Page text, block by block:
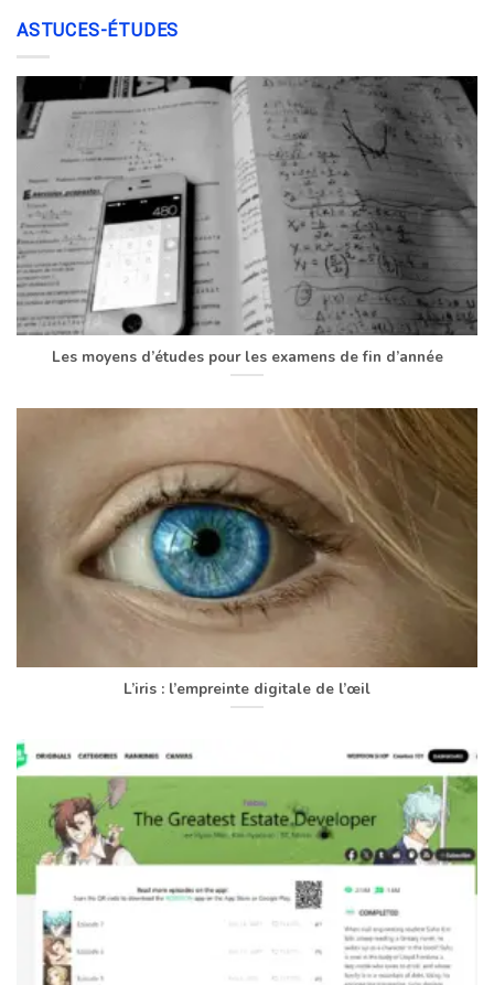
ASTUCES-ÉTUDES
Les moyens d’études pour les examens de fin d’année
L’iris : l’empreinte digitale de l’œil